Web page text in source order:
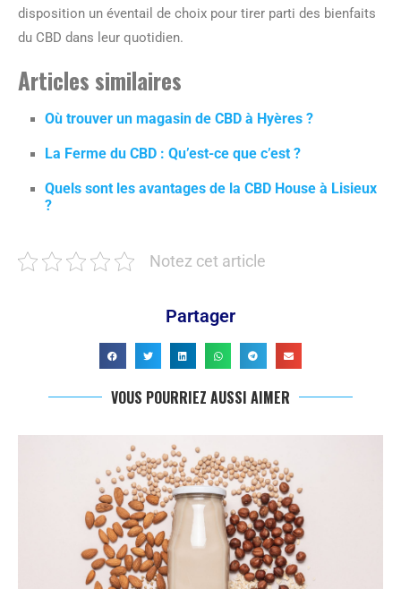
disposition un éventail de choix pour tirer parti des bienfaits
du CBD dans leur quotidien.
Articles similaires
Où trouver un magasin de CBD à Hyères ?
La Ferme du CBD : Qu’est-ce que c’est ?
Quels sont les avantages de la CBD House à Lisieux
?
Notez cet article
Partager
VOUS POURRIEZ AUSSI AIMER